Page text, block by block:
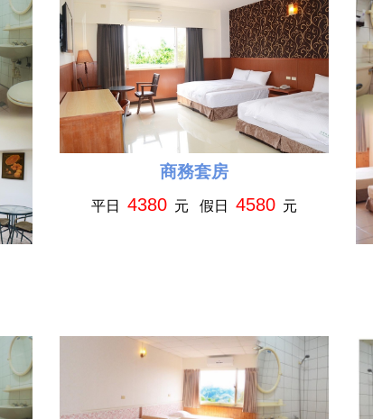
商務套房
平日 4380元 假日 4580元